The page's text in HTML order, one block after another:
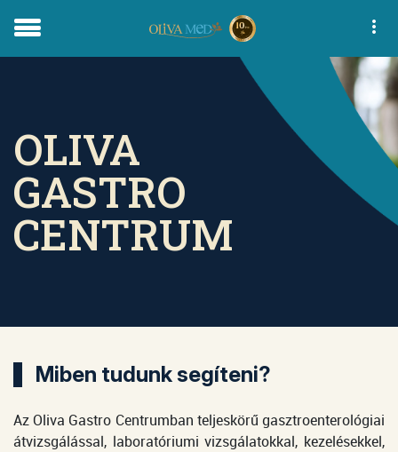
OLIVA
GASTRO
CENTRUM
Miben tudunk segíteni?
Az Oliva Gastro Centrumban teljeskörű gasztroenterológiai
átvizsgálással, laboratóriumi vizsgálatokkal, kezelésekkel,